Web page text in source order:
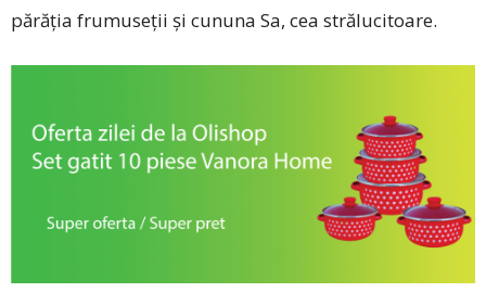
părăția frumuseții și cununa Sa, cea strălucitoare.